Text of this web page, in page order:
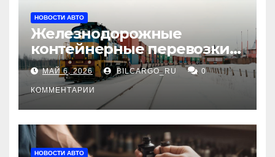
НОВОСТИ АВТО
Железнодорожные
контейнерные перевозки
из Китая в Россию:
маршруты, сроки и
требования
МАЙ 6, 2026 BILCARGO_RU 0
КОММЕНТАРИИ
НОВОСТИ АВТО